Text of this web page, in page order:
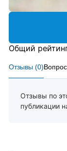
Отзывы (0)
Отзывы по
публикации
Общий